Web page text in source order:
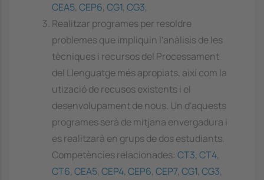
CEA5, CEP6, CG1, CG3,
Realitzar programes per resoldre
problemes que impliquin l'anàlisis de les
tècniques i recursos del Processament
del Llenguatge més apropiats, així com la
utizació de recusos existents i el
desenvolupament de nous. Un d'aquests
programes serà de mitjana envergadura i
es realitzarà en grups de dos estudiants.
Competències relacionades: CT3, CT4,
CT6, CEA5, CEP4, CEP6, CEP7, CG1, CG3,